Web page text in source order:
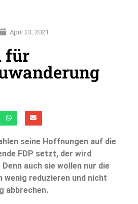
April 23, 2021
für
seine Hoffnungen auf die
FDP setzt, der wird
auch sie wollen nur die
wenig reduzieren und nicht
abbrechen.